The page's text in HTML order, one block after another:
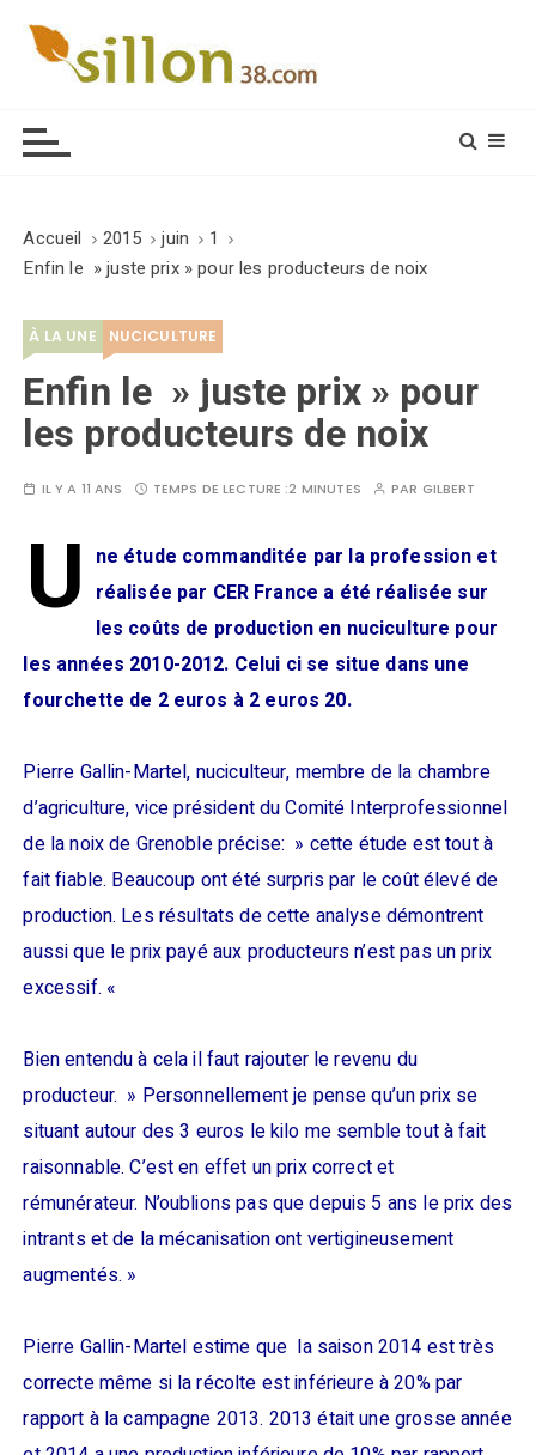
Accueil 2015 juin
1
Enfin le » juste prix » pour les producteurs de noix
À LA UNE NUCICULTURE
Enfin le » juste prix » pour
les producteurs de noix
IL Y A 11 ANS TEMPS DE LECTURE :2 MINUTES PAR GILBERT
U ne étude commanditée par la profession et
réalisée par CER France a été réalisée sur
les coûts de production en nuciculture pour
les années 2010-2012. Celui ci se situe dans une
fourchette de 2 euros à 2 euros 20.
Pierre Gallin-Martel, nuciculteur, membre de la chambre
d’agriculture, vice président du Comité Interprofessionnel
de la noix de Grenoble précise: » cette étude est tout à
fait fiable. Beaucoup ont été surpris par le coût élevé de
production. Les résultats de cette analyse démontrent
aussi que le prix payé aux producteurs n’est pas un prix
excessif. «
Bien entendu à cela il faut rajouter le revenu du
producteur. » Personnellement je pense qu’un prix se
situant autour des 3 euros le kilo me semble tout à fait
raisonnable. C’est en effet un prix correct et
rémunérateur. N’oublions pas que depuis 5 ans le prix des
intrants et de la mécanisation ont vertigineusement
augmentés. »
Pierre Gallin-Martel estime que la saison 2014 est très
correcte même si la récolte est inférieure à 20% par
rapport à la campagne 2013. 2013 était une grosse année